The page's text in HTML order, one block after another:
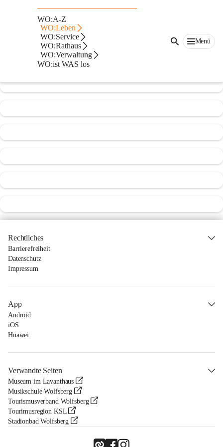
WO:A-Z
WO:Leben
WO:Service
WO:Rathaus
WO:Verwaltung
WO:ist WAS los
Menü
Musikschule Wolfsberg
@musikschule-wolfsberg
Musikschule
In CITIES öffnen
Rechtliches
Barrierefreiheit
Datenschutz
Impressum
App
Android
iOS
Huawei
Verwandte Seiten
Museum im Lavanthaus
Musikschule Wolfsberg
Tourismusverband Wolfsberg
Tourimusregion KSL
Stadionbad Wolfsberg